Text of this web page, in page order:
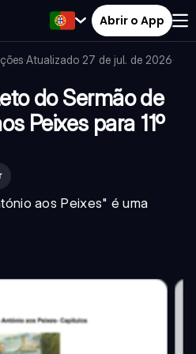
Abrir o App
·Atualizado 27 de jul. de 2026·
do Sermão de
Peixes para 11º
aos Peixes" é uma